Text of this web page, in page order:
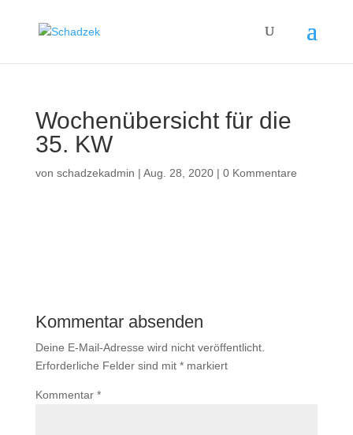
Wochenübersicht für die
35. KW
von schadzekadmin | Aug. 28, 2020| 0 Kommentare
Kommentar absenden
Deine E-Mail-Adresse wird nicht veröffentlicht.
Erforderliche Felder sind mit *markiert
Kommentar *